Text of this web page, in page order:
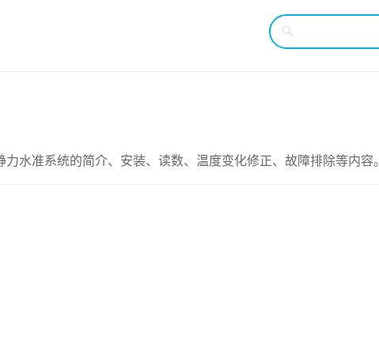
水准系统的简介、安装、读数、温度变化修正、故障排除等内容。